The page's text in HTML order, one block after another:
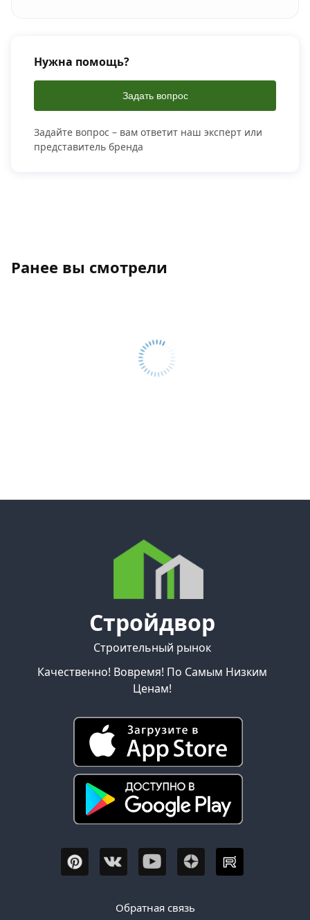
Нужна помощь?
Задать вопрос
Задайте вопрос – вам ответит наш эксперт или
представитель бренда
Ранее вы смотрели
Стройдвор
Строительный рынок
Качественно! Вовремя! По Самым Низким
Ценам!
Обратная связь